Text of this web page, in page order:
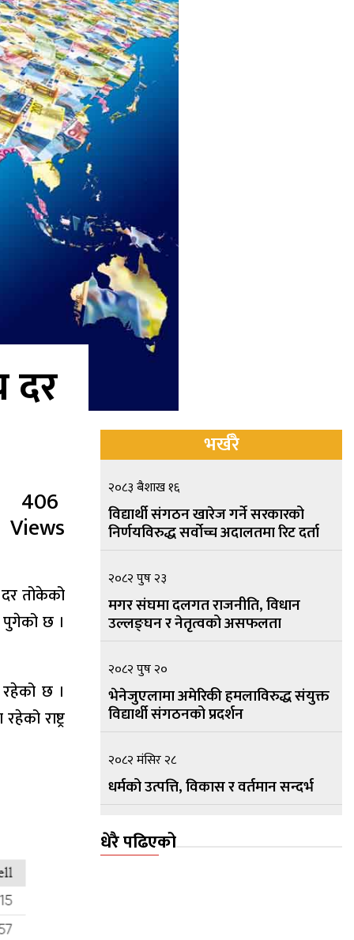
दर
406
Views
तोकेको
छ ।
छ ।
राष्ट्र
भर्खरै
२०८३ बैशाख १६
विद्यार्थी संगठन खारेज गर्ने सरकारको
निर्णयविरुद्ध सर्वोच्च अदालतमा रिट दर्ता
२०८२ पुष २३
मगर संघमा दलगत राजनीति, विधान
उल्लङ्घन र नेतृत्वको असफलता
२०८२ पुष २०
भेनेजुएलामा अमेरिकी हमलाविरुद्ध संयुक्त
विद्यार्थी संगठनको प्रदर्शन
२०८२ मंसिर २८
धर्मको उत्पत्ति, विकास र वर्तमान सन्दर्भ
२०८२ मंसिर १५
सामुदायिक सार्वभौम नेपालको प्रस्तावना
धेरै पढिएको